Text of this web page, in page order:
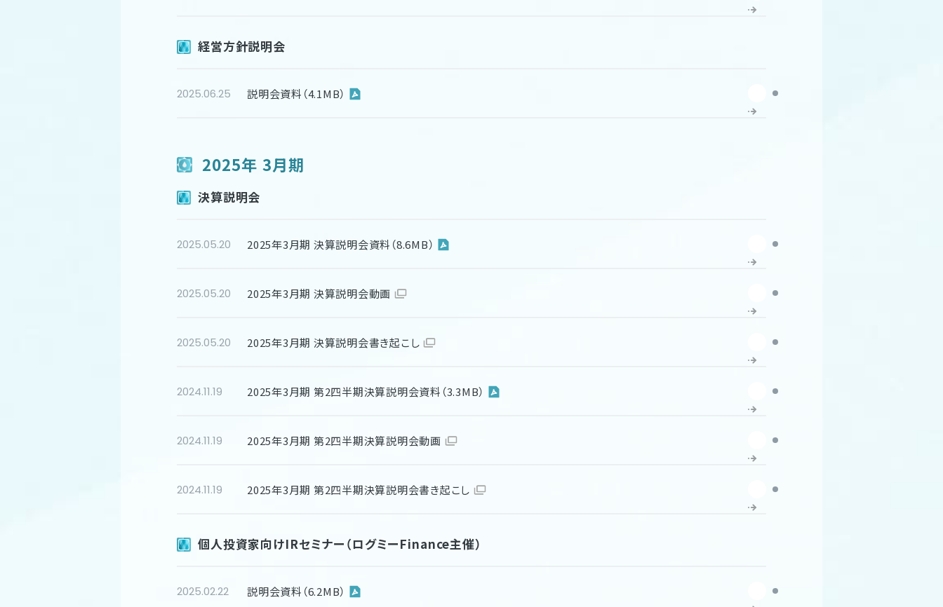
経営方針説明会
2025.06.25 説明会資料（4.1MB）
2025年 3月期
決算説明会
2025.05.20 2025年3月期 決算説明会資料（8.6MB）
2025.05.20 2025年3月期 決算説明会動画
2025.05.20 2025年3月期 決算説明会書き起こし
2024.11.19 2025年3月期 第2四半期決算説明会資料（3.3MB）
2024.11.19 2025年3月期 第2四半期決算説明会動画
2024.11.19 2025年3月期 第2四半期決算説明会書き起こし
個人投資家向けIRセミナー（ログミーFinance主催）
2025.02.22 説明会資料（6.2MB）